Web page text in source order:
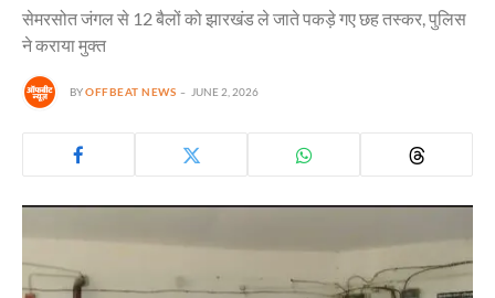
सेमरसोत जंगल से 12 बैलों को झारखंड ले जाते पकड़े गए छह तस्कर, पुलिस
ने कराया मुक्त
BYOFFBEAT NEWS JUNE 2, 2026